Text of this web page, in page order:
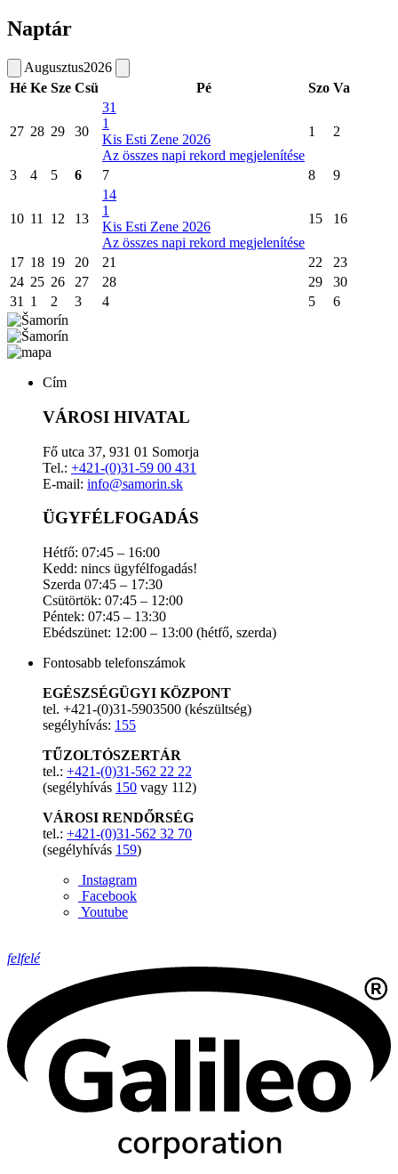
Naptár
Augusztus2026
Hé Ke Sze Csü Pé Szo Va
27 28 29 30
31
1
Kis Esti Zene 2026
Az összes napi rekord megjelenítése
1 2
3 4 5 6 7 8 9
10 11 12 13
14
1
Kis Esti Zene 2026
Az összes napi rekord megjelenítése
15 16
17 18 19 20 21 22
23
24 25 26 27 28 29
30
31
1 2 3 4 5 6
Cím
VÁROSI HIVATAL
Fő utca 37, 931 01 Somorja
Tel.: +421-(0)31-59 00 431
E-mail: info@samorin.sk
ÜGYFÉLFOGADÁS
Hétfő: 07:45 – 16:00
Kedd: nincs ügyfélfogadás!
Szerda 07:45 – 17:30
Csütörtök: 07:45 – 12:00
Péntek: 07:45 – 13:30
Ebédszünet: 12:00 – 13:00 (hétfő, szerda)
Fontosabb telefonszámok
EGÉSZSÉGÜGYI KÖZPONT
tel. +421-(0)31-5903500 (készültség)
segélyhívás: 155
TŰZOLTÓSZERTÁR
tel.: +421-(0)31-562 22 22
(segélyhívás 150 vagy 112)
VÁROSI RENDŐRSÉG
tel.: +421-(0)31-562 32 70
(segélyhívás 159)
Instagram
Facebook
Youtube
felfelé